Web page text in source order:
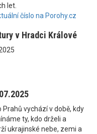
let.
číslo na Porohy.cz
v Hradci Králové
Prahů vychází v době, kdy
ty, kdo drželi a
ukrajinské nebe, zemi a